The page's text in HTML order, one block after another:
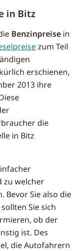
in Bitz
Benzinpreise in
zum Teil
erschienen,
2013 ihre
die
in Bitz
zu welcher
Bevor Sie also die
Sie sich
ob der
ist. Des
die Autofahrern